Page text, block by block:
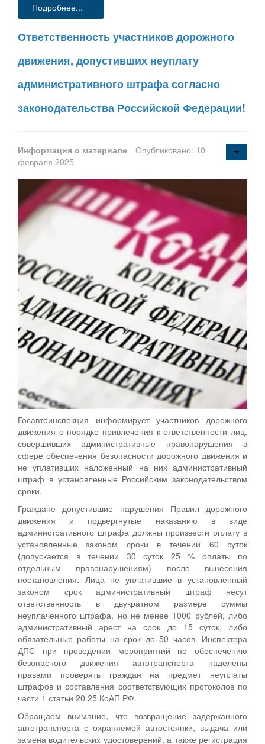
Подробнее...
Ответственность участников дорожного
движения, допустивших неуплату
административного штрафа согласно
законодательства Российской Федерации!
Информация о материале
Опубликовано: 10
февраля 2025
Госавтоинспекция информирует участников дорожного
движения о порядке привлечения к ответственности лиц,
совершивших административные правонарушения в
сфере обеспечения безопасности дорожного движения и
не уплативших наложенный на них административный
штраф в установленные Российским законодательством
сроки.
Граждане допустившие нарушения Правил дорожного
движения и подвергнутые наказанию в виде
административного штрафа должны произвести оплату в
установленные законом сроки в течении 60 суток
(допускается в течении 30 суток 25 % оплаты по
отдельным правонарушениям) после вынесения
постановления. Лица не уплатившие в установленный
законом срок административный штраф несут
ответственность в двукратном размере суммы
неуплаченного штрафа, но не менее 1000 рублей, либо
административный арест на срок до 15 суток, либо
обязательные работы на срок до 50 часов. Инспектора
ДПС при проведении мероприятий по обеспечению
безопасного движения автотранспорта наделены
правами проверять граждан на предмет неуплаты
штрафов и составления соответствующих протоколов по
части 1 статьи 20.25 КоАП РФ.
Обращаем внимание, что возвращение задержанного
автотранспорта с охраняемой автостоянки, выдача или
замена водительских удостоверений, а также регистрация